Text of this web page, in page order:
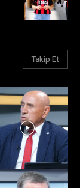
Takip Et